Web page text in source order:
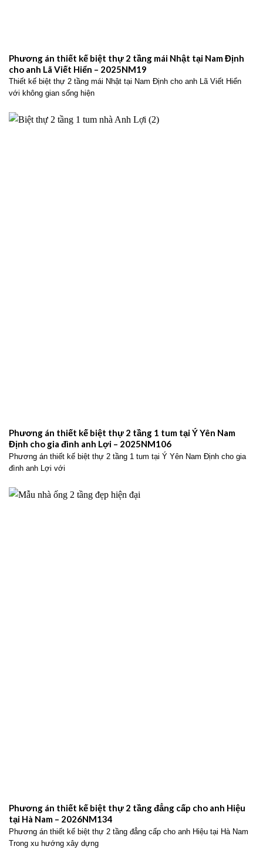
Phương án thiết kế biệt thự 2 tầng mái Nhật tại Nam Định
cho anh Lã Viết Hiển – 2025NM19
Thiết kế biệt thự 2 tầng mái Nhật tại Nam Định cho anh Lã Viết Hiển
với không gian sống hiện
Phương án thiết kế biệt thự 2 tầng 1 tum tại Ý Yên Nam
Định cho gia đình anh Lợi – 2025NM106
Phương án thiết kế biệt thự 2 tầng 1 tum tại Ý Yên Nam Định cho gia
đình anh Lợi với
Phương án thiết kế biệt thự 2 tầng đẳng cấp cho anh Hiệu
tại Hà Nam – 2026NM134
Phương án thiết kế biệt thự 2 tầng đẳng cấp cho anh Hiệu tại Hà Nam
Trong xu hướng xây dựng